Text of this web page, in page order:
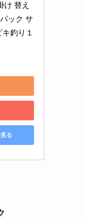
け 替え
ック サ
釣り１
る